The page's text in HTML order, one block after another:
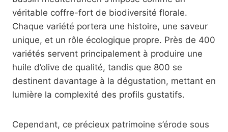
véritable coffre-fort de biodiversité florale.
Chaque variété portera une histoire, une saveur
unique, et un rôle écologique propre. Près de 400
variétés servent principalement à produire une
huile d’olive de qualité, tandis que 800 se
destinent davantage à la dégustation, mettant en
lumière la complexité des profils gustatifs.
Cependant, ce précieux patrimoine s’érode sous